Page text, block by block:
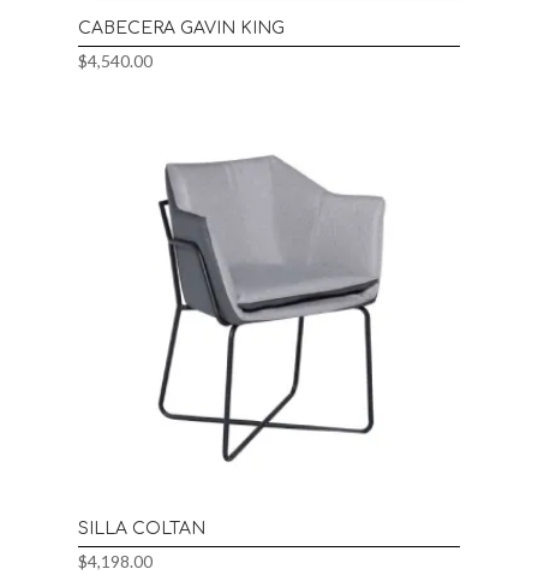
CABECERA GAVIN KING
$4,540.00
SILLA COLTAN
$4,198.00